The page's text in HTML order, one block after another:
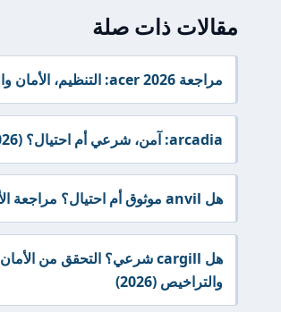
مقالات ذات صلة
مراجعة acer 2026: التنظيم، الأمان والمخاطر
arcadia: آمن، شرعي أم احتيال؟ (2026)
هل anvil موثوق أم احتيال؟ مراجعة الأمان 2026
هل cargill شرعي؟ التحقق من الأمان
والتراخيص (2026)